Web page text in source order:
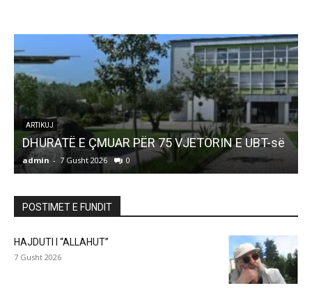
ARTIKUJ
DHURATË E ÇMUAR PËR 75 VJETORIN E UBT-së
admin - 7 Gusht 2026 0
POSTIMET E FUNDIT
HAJDUTI I “ALLAHUT”
7 Gusht 2026